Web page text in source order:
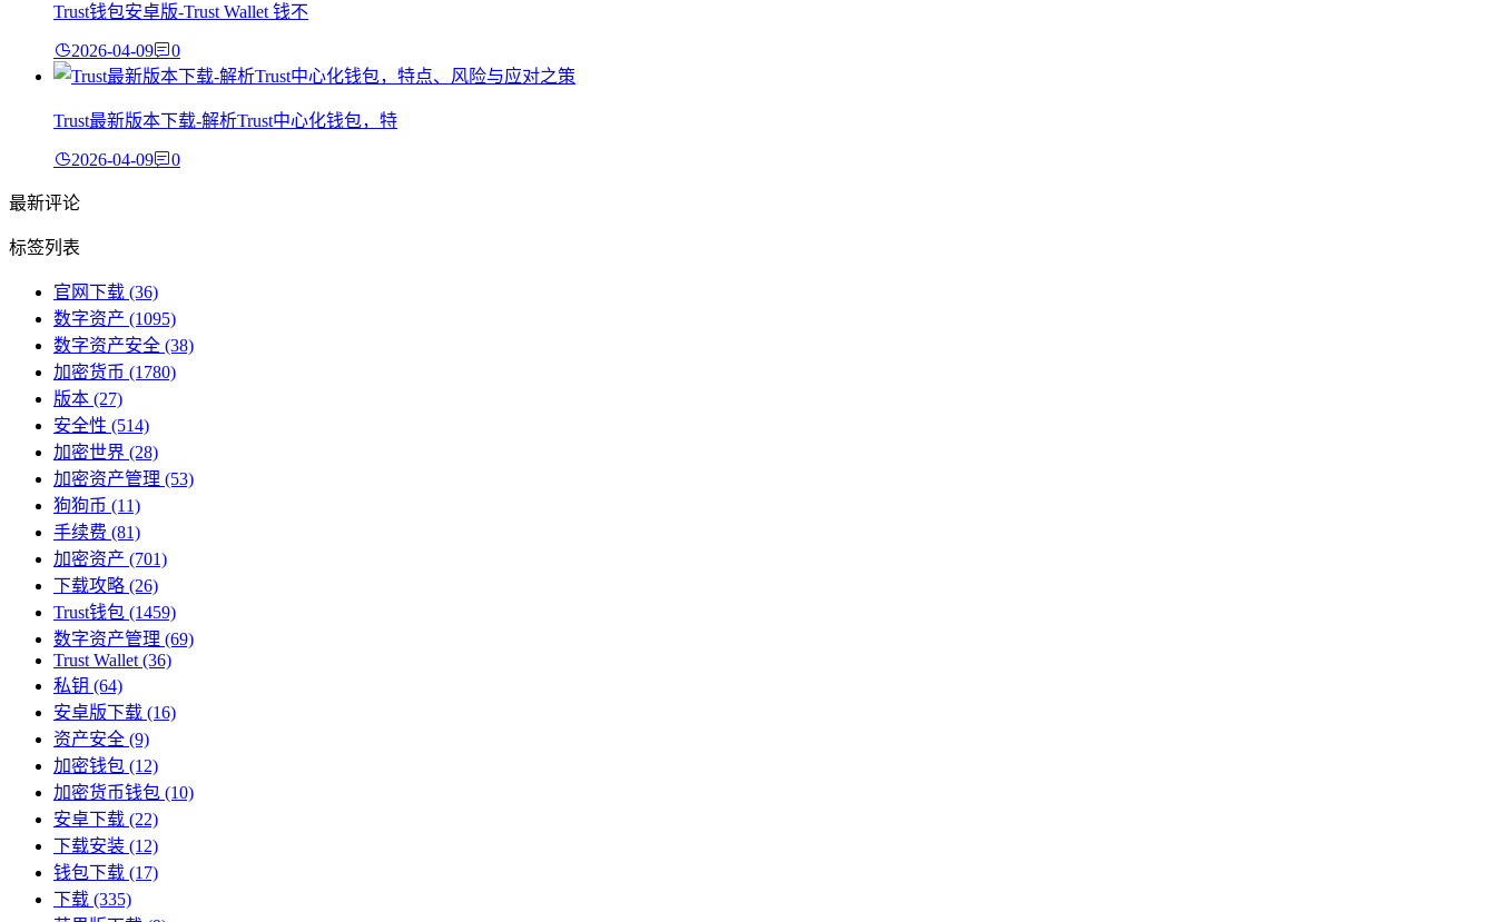
Trust钱包安卓版-Trust Wallet 钱不
2026-04-09 0
Trust最新版本下载-解析Trust中心化钱包，特
2026-04-09 0
最新评论
标签列表
官网下载 (36)
数字资产 (1095)
数字资产安全 (38)
加密货币 (1780)
版本 (27)
安全性 (514)
加密世界 (28)
加密资产管理 (53)
狗狗币 (11)
手续费 (81)
加密资产 (701)
下载攻略 (26)
Trust钱包 (1459)
数字资产管理 (69)
Trust Wallet (36)
私钥 (64)
安卓版下载 (16)
资产安全 (9)
加密钱包 (12)
加密货币钱包 (10)
安卓下载 (22)
下载安装 (12)
钱包下载 (17)
下载 (335)